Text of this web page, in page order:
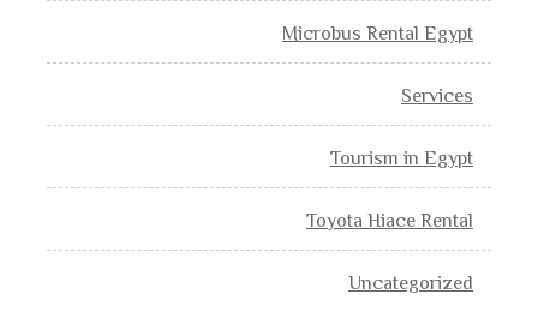
Microbus Rental Egypt
Services
Tourism in Egypt
Toyota Hiace Rental
Uncategorized